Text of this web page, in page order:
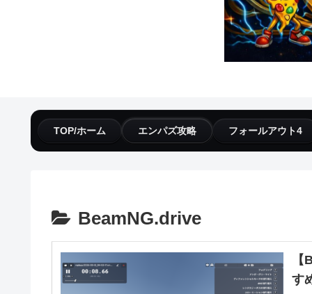
TOP/ホーム エンパズ攻略 フォールアウト4
BeamNG.drive
す